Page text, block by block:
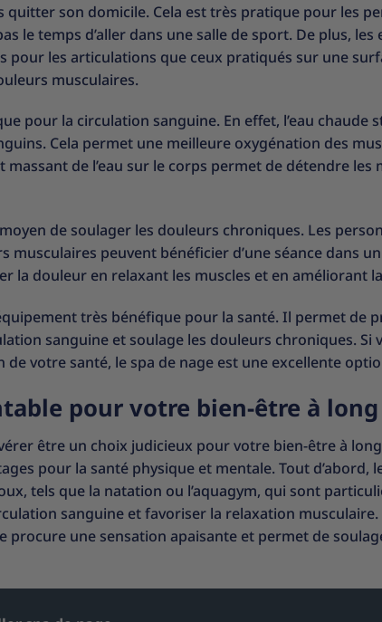
quitter son domicile. Cela est très pratique pour les
le temps d’aller dans une salle de sport. De plus, les
pour les articulations que ceux pratiqués sur une
musculaires.
pour la circulation sanguine. En effet, l’eau chaude
Cela permet une meilleure oxygénation des
massant de l’eau sur le corps permet de détendre les
de soulager les douleurs chroniques. Les
peuvent bénéficier d’une séance dans
la douleur en relaxant les muscles et en améliorant
très bénéfique pour la santé. Il permet de
sanguine et soulage les douleurs chroniques. Si
votre santé, le spa de nage est une excellente
pour votre bien-être à
être un choix judicieux pour votre bien-être à
pour la santé physique et mentale. Tout d’abord,
tels que la natation ou l’aquagym, qui sont
sanguine et favoriser la relaxation musculaire.
procure une sensation apaisante et permet de